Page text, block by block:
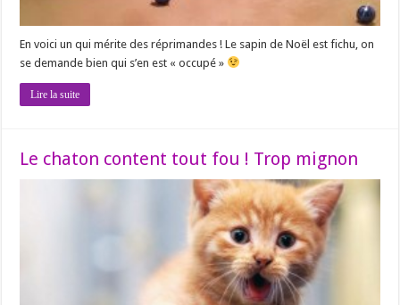
En voici un qui mérite des réprimandes ! Le sapin de Noël est fichu, on
se demande bien qui s’en est « occupé »
Lire la suite
Le chaton content tout fou ! Trop mignon